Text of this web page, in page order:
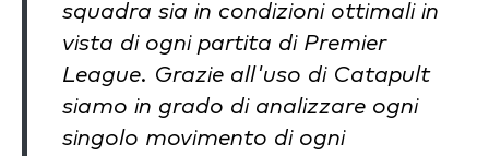
squadra sia in condizioni ottimali in
vista di ogni partita di Premier
League. Grazie all'uso di Catapult
siamo in grado di analizzare ogni
singolo movimento di ogni